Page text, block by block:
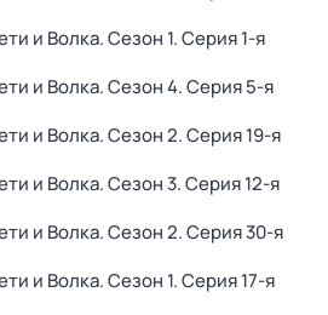
и Волка. Сезон 1. Серия 1-я
и Волка. Сезон 4. Серия 5-я
и Волка. Сезон 2. Серия 19-я
и Волка. Сезон 3. Серия 12-я
и Волка. Сезон 2. Серия 30-я
и Волка. Сезон 1. Серия 17-я